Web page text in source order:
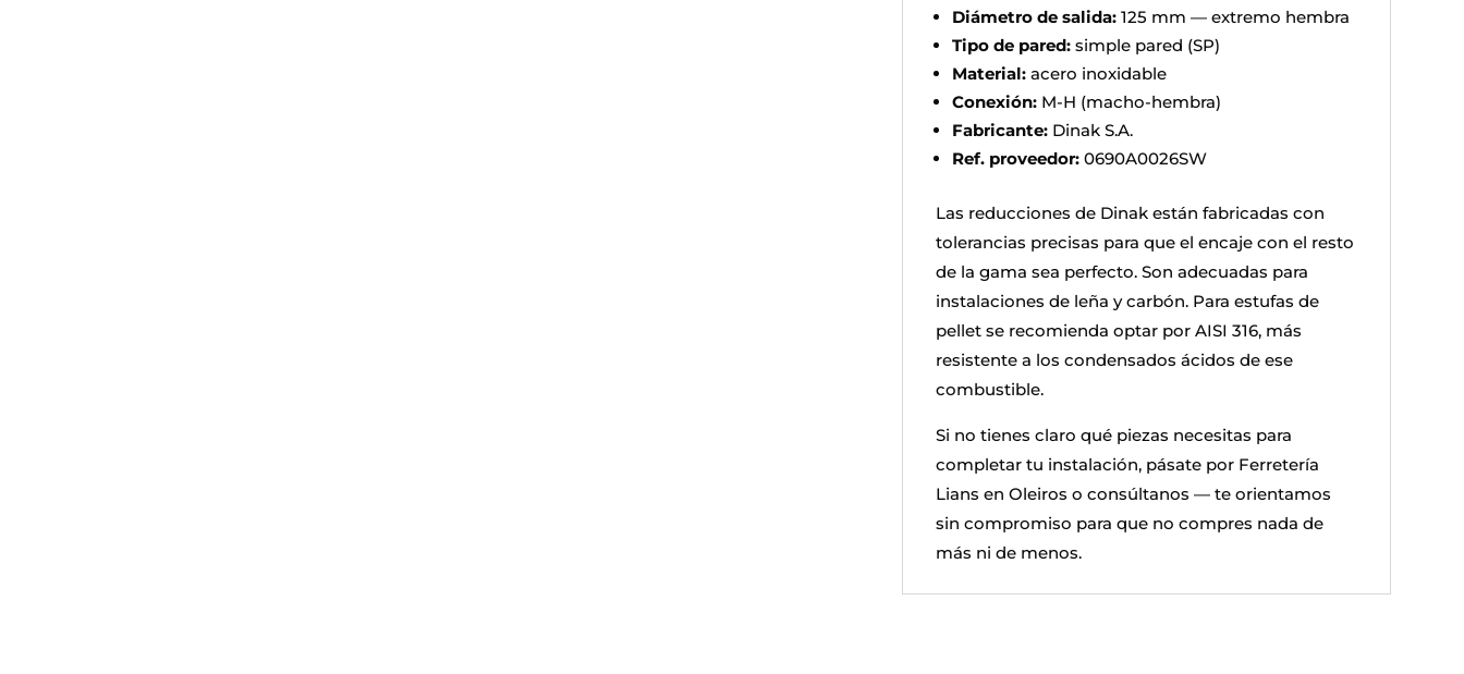
Diámetro de salida:125 mm — extremo hembra
Tipo de pared:simple pared (SP)
Material:acero inoxidable
Conexión:M-H (macho-hembra)
Fabricante:Dinak S.A.
Ref. proveedor:0690A0026SW
Las reducciones de Dinak están fabricadas con
tolerancias precisas para que el encaje con el resto
de la gama sea perfecto. Son adecuadas para
instalaciones de leña y carbón. Para estufas de
pellet se recomienda optar por AISI 316, más
resistente a los condensados ácidos de ese
combustible.
Si no tienes claro qué piezas necesitas para
completar tu instalación, pásate por Ferretería
Lians en Oleiros o consúltanos — te orientamos
sin compromiso para que no compres nada de
más ni de menos.